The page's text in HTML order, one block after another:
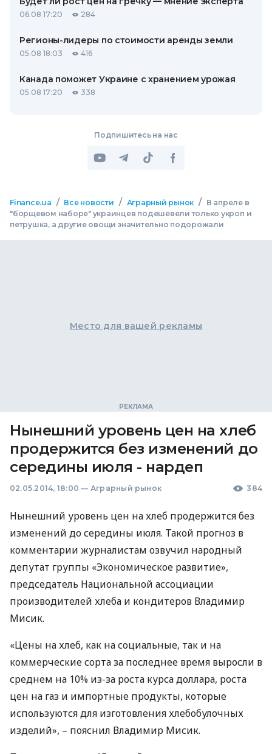
06.08 17:20 284
Регионы-лидеры по стоимости аренды земли
05.08 18:03 416
Канада поможет Украине с хранением урожая
05.08 17:20 338
Подпишитесь на нас
Finance.ua / Все новости / Аграрный рынок /
В апреле в
"борщевом наборе" украинцев подешевели только укроп и
петрушка, а другие овощи значительно подорожали
Место для вашей рекламы
Нынешний уровень цен на хлеб
продержится без изменений до
середины июля - нардеп
02.05.2014, 18:00 — Аграрный рынок 384
Нынешний уровень цен на хлеб продержится без
изменений до середины июля. Такой прогноз в
комментарии журналистам озвучил народный
депутат группы «Экономическое развитие»,
председатель Национальной ассоциации
производителей хлеба и кондитеров Владимир
Мисик.
«Цены на хлеб, как на социальные, так и на
коммерческие сорта за последнее время выросли в
среднем на 10% из-за роста курса доллара, роста
цен на газ и импортные продукты, которые
используются для изготовления хлебобулочных
изделий», – пояснил Владимир Мисик.